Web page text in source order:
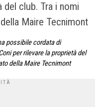
del club. Tra i nomi
Maire Tecnimont
possibile cordata di
per rilevare la proprietà del
della Maire Tecnimont